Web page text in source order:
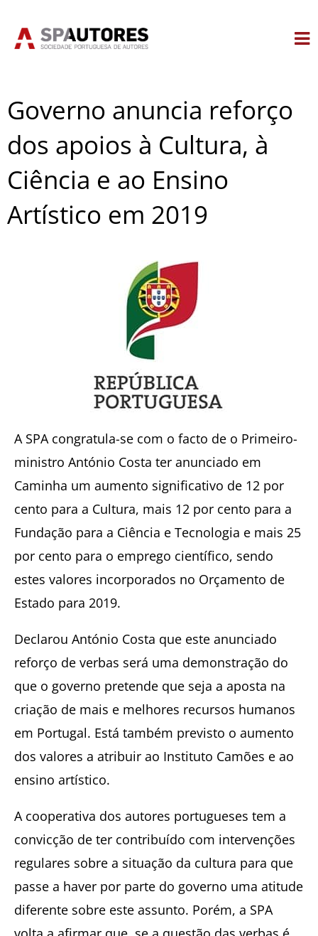
Governo anuncia reforço
dos apoios à Cultura, à
Ciência e ao Ensino
Artístico em 2019
A SPA congratula-se com o facto de o Primeiro-
ministro António Costa ter anunciado em
Caminha um aumento significativo de 12 por
cento para a Cultura, mais 12 por cento para a
Fundação para a Ciência e Tecnologia e mais 25
por cento para o emprego científico, sendo
estes valores incorporados no Orçamento de
Estado para 2019.
Declarou António Costa que este anunciado
reforço de verbas será uma demonstração do
que o governo pretende que seja a aposta na
criação de mais e melhores recursos humanos
em Portugal. Está também previsto o aumento
dos valores a atribuir ao Instituto Camões e ao
ensino artístico.
A cooperativa dos autores portugueses tem a
convicção de ter contribuído com intervenções
regulares sobre a situação da cultura para que
passe a haver por parte do governo uma atitude
diferente sobre este assunto. Porém, a SPA